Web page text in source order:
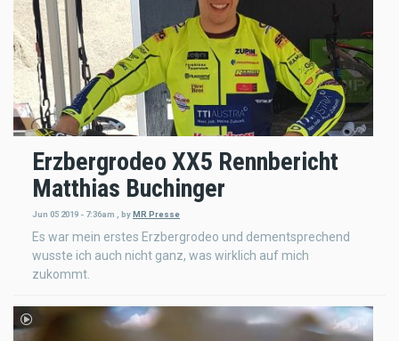
Erzbergrodeo XX5 Rennbericht
Matthias Buchinger
Jun 05 2019 - 7:36am , byMR Presse
Es war mein erstes Erzbergrodeo und dementsprechend
wusste ich auch nicht ganz, was wirklich auf mich
zukommt.